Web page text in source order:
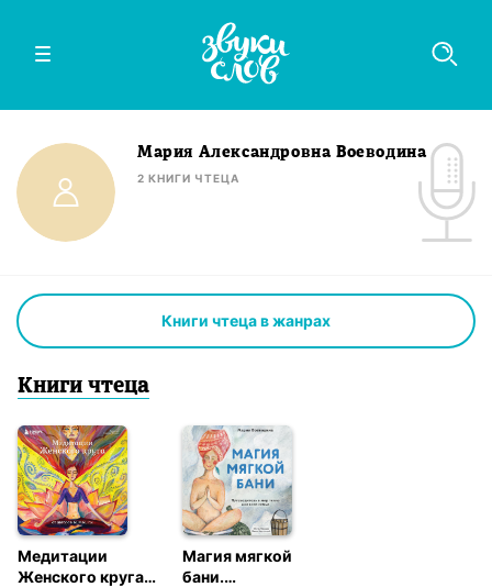
Мария Александровна Воеводина
2 КНИГИ ЧТЕЦА
Книги чтеца в жанрах
Книги чтеца
Медитации
Женского круга
Магия мягкой
бани.